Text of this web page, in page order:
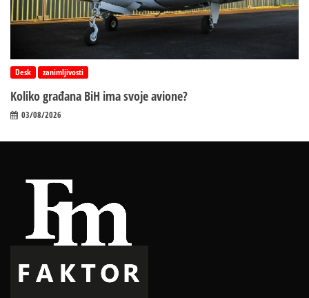
Desk zanimljivosti
Koliko građana BiH ima svoje avione?
03/08/2026